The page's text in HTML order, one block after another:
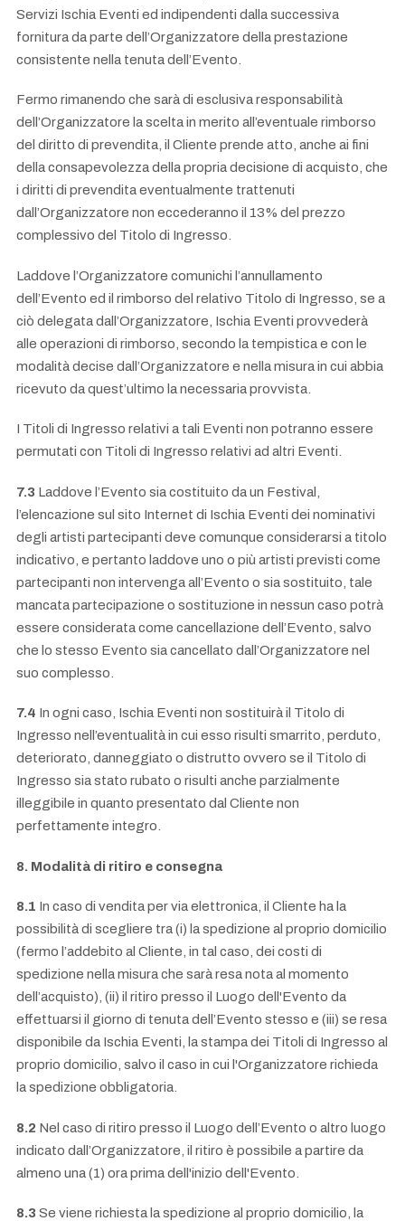
Servizi Ischia Eventi ed indipendenti dalla successiva
fornitura da parte dell’Organizzatore della prestazione
consistente nella tenuta dell’Evento.
Fermo rimanendo che sarà di esclusiva responsabilità
dell’Organizzatore la scelta in merito all’eventuale rimborso
del diritto di prevendita, il Cliente prende atto, anche ai fini
della consapevolezza della propria decisione di acquisto, che
i diritti di prevendita eventualmente trattenuti
dall’Organizzatore non eccederanno il 13% del prezzo
complessivo del Titolo di Ingresso.
Laddove l’Organizzatore comunichi l’annullamento
dell’Evento ed il rimborso del relativo Titolo di Ingresso, se a
ciò delegata dall’Organizzatore, Ischia Eventi provvederà
alle operazioni di rimborso, secondo la tempistica e con le
modalità decise dall’Organizzatore e nella misura in cui abbia
ricevuto da quest’ultimo la necessaria provvista.
I Titoli di Ingresso relativi a tali Eventi non potranno essere
permutati con Titoli di Ingresso relativi ad altri Eventi.
7.3 Laddove l’Evento sia costituito da un Festival,
l’elencazione sul sito Internet di Ischia Eventi dei nominativi
degli artisti partecipanti deve comunque considerarsi a titolo
indicativo, e pertanto laddove uno o più artisti previsti come
partecipanti non intervenga all’Evento o sia sostituito, tale
mancata partecipazione o sostituzione in nessun caso potrà
essere considerata come cancellazione dell’Evento, salvo
che lo stesso Evento sia cancellato dall’Organizzatore nel
suo complesso.
7.4 In ogni caso, Ischia Eventi non sostituirà il Titolo di
Ingresso nell’eventualità in cui esso risulti smarrito, perduto,
deteriorato, danneggiato o distrutto ovvero se il Titolo di
Ingresso sia stato rubato o risulti anche parzialmente
illeggibile in quanto presentato dal Cliente non
perfettamente integro.
8. Modalità di ritiro e consegna
8.1 In caso di vendita per via elettronica, il Cliente ha la
possibilità di scegliere tra (i) la spedizione al proprio domicilio
(fermo l’addebito al Cliente, in tal caso, dei costi di
spedizione nella misura che sarà resa nota al momento
dell’acquisto), (ii) il ritiro presso il Luogo dell'Evento da
effettuarsi il giorno di tenuta dell’Evento stesso e (iii) se resa
disponibile da Ischia Eventi, la stampa dei Titoli di Ingresso al
proprio domicilio, salvo il caso in cui l'Organizzatore richieda
la spedizione obbligatoria.
8.2 Nel caso di ritiro presso il Luogo dell’Evento o altro luogo
indicato dall’Organizzatore, il ritiro è possibile a partire da
almeno una (1) ora prima dell'inizio dell'Evento.
8.3 Se viene richiesta la spedizione al proprio domicilio, la